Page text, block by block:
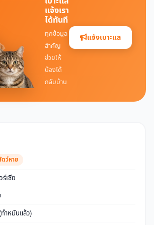
แจ้งเรา
ได้ทันที
ทุกข้อมูล
สำคัญ
ช่วยให้
น้องได้
กลับบ้าน
แจ้งเบาะแส
ตว์หาย
ร์เซีย
ำหมันแล้ว)